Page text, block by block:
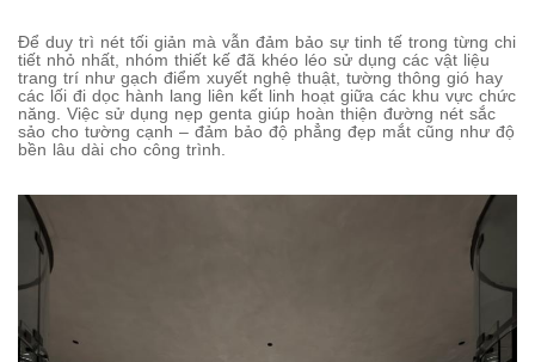
Để duy trì nét tối giản mà vẫn đảm bảo sự tinh tế trong từng chi
tiết nhỏ nhất, nhóm thiết kế đã khéo léo sử dụng các vật liệu
trang trí như gạch điểm xuyết nghệ thuật, tường thông gió hay
các lối đi dọc hành lang liên kết linh hoạt giữa các khu vực chức
năng. Việc sử dụng nẹp genta giúp hoàn thiện đường nét sắc
sảo cho tường cạnh – đảm bảo độ phẳng đẹp mắt cũng như độ
bền lâu dài cho công trình.